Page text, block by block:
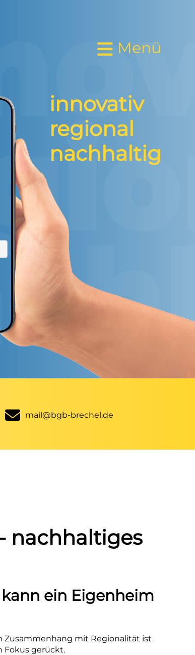
Menü
Menü
innovativ
regional
nachhaltig
mail@bgb-brechel.de
nachhaltiges
ein Eigenheim
Zusammenhang mit Regionalität ist
Fokus gerückt.